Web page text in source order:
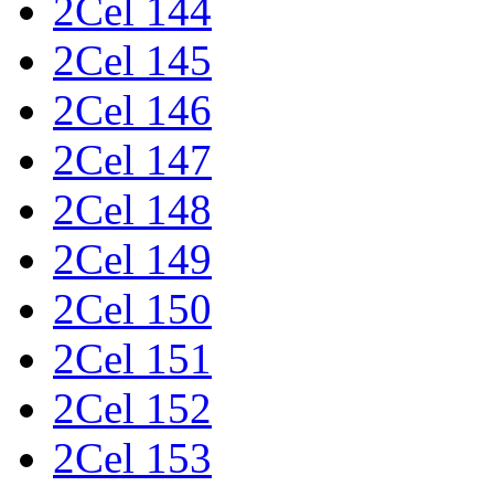
2Cel 144
2Cel 145
2Cel 146
2Cel 147
2Cel 148
2Cel 149
2Cel 150
2Cel 151
2Cel 152
2Cel 153